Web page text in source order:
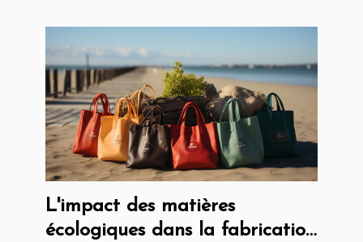
L'impact des matières
écologiques dans la fabrication